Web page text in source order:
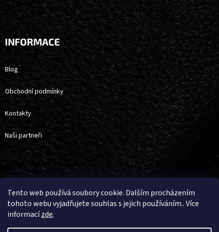
Tento web používá soubory cookie. Dalším procházením
tohoto webu vyjadřujete souhlas s jejich používáním.. Více
informacízde.
INFORMACE
Blog
Obchodní podmínky
Kontakty
Naši partneři
Vytvořil Shoptet
Copyright 2026
cookies